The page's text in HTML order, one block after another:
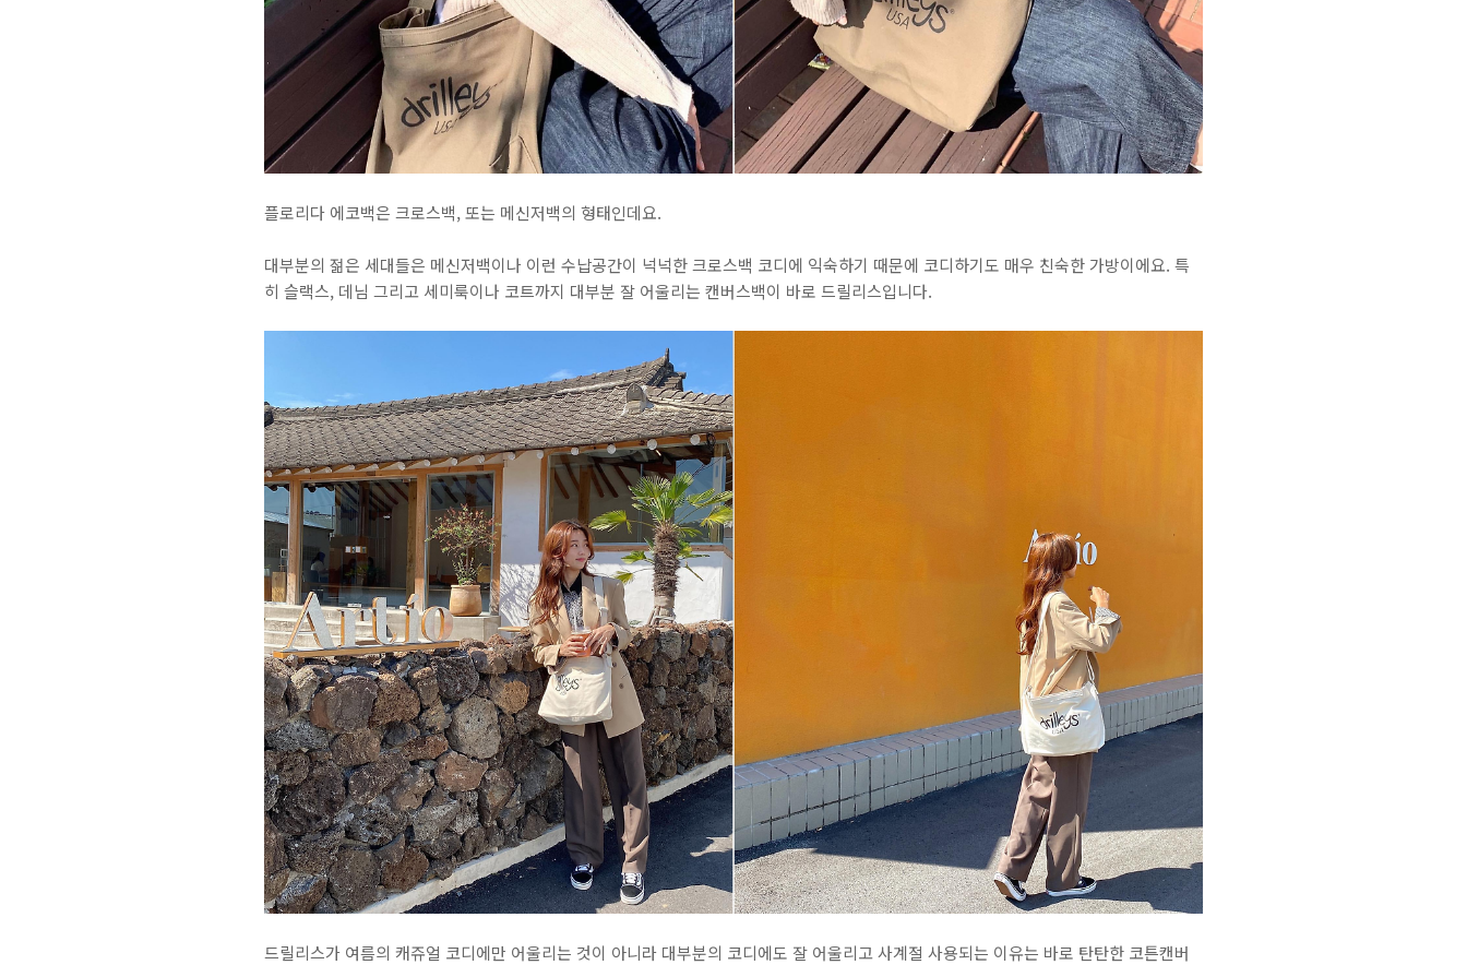
플로리다 에코백은 크로스백, 또는 메신저백의 형태인데요.
대부분의 젊은 세대들은 메신저백이나 이런 수납공간이 넉넉한 크로스백 코디에 익숙하기 때문에 코디하기도 매우 친숙한 가방이에요. 특
히 슬랙스, 데님 그리고 세미룩이나 코트까지 대부분 잘 어울리는 캔버스백이 바로 드릴리스입니다.
드릴리스가 여름의 캐쥬얼 코디에만 어울리는 것이 아니라 대부분의 코디에도 잘 어울리고 사계절 사용되는 이유는 바로 탄탄한 코튼캔버